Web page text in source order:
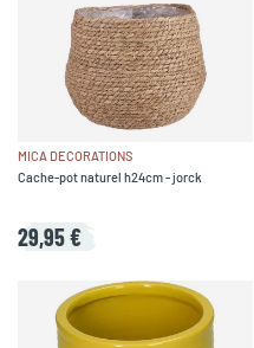
MICA DECORATIONS
Cache-pot naturel h24cm - jorck
29,95 €